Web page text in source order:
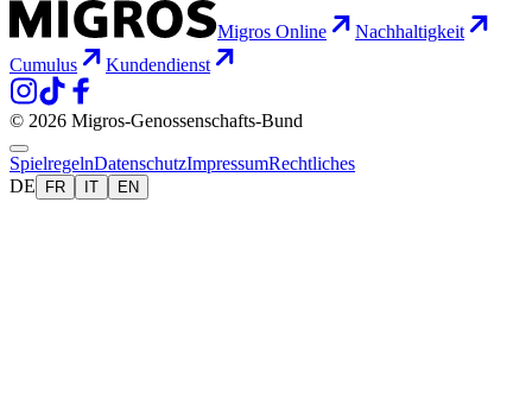
Migros Online
Nachhaltigkeit
Cumulus
Kundendienst
© 2026 Migros-Genossenschafts-Bund
SpielregelnDatenschutzImpressumRechtliches
DE
FR IT EN